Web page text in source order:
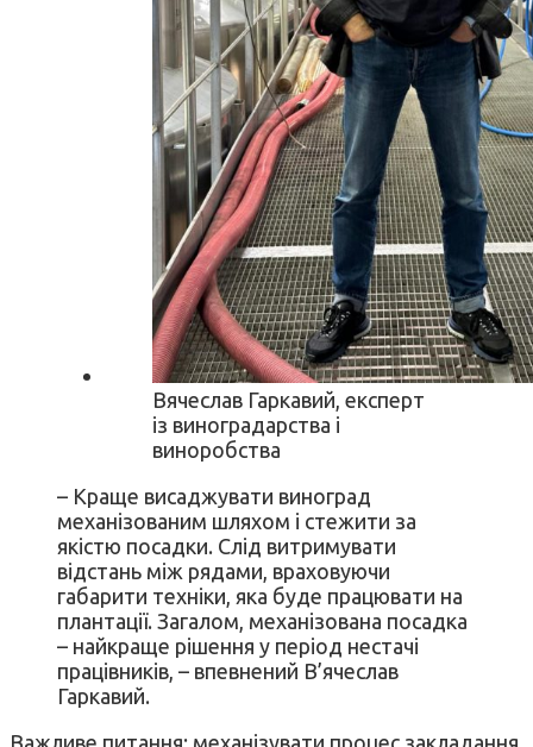
Вячеслав Гаркавий, експерт
із виноградарства і
виноробства
– Краще висаджувати виноград
механізованим шляхом і стежити за
якістю посадки. Слід витримувати
відстань між рядами, враховуючи
габарити техніки, яка буде працювати на
плантації. Загалом, механізована посадка
– найкраще рішення у період нестачі
працівників, – впевнений В’ячеслав
Гаркавий.
Важливе питання: механізувати процес закладання